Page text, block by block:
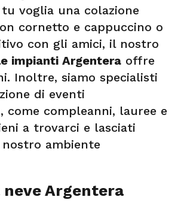
voglia una colazione
cornetto e cappuccino o
con gli amici, il nostro
impianti Argentera offre
Inoltre, siamo specialisti
di eventi
come compleanni, lauree e
a trovarci e lasciati
ambiente
neve Argentera